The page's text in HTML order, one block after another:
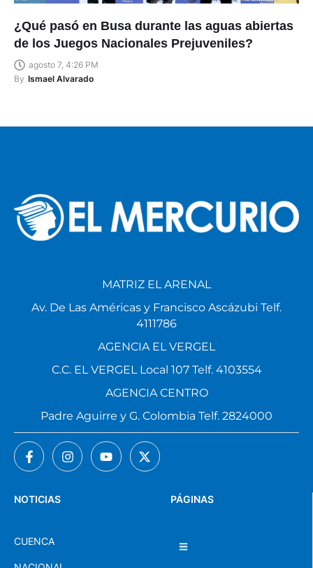
¿Qué pasó en Busa durante las aguas abiertas
de los Juegos Nacionales Prejuveniles?
agosto 7, 4:26 PM
By Ismael Alvarado
NACIONAL
Av. De Las Américas y Francisco Ascázubi Telf.
4111786
AGENCIA EL VERGEL
C.C. EL VERGEL Local 107 Telf. 4103554
AGENCIA CENTRO
Padre Aguirre y G. Colombia Telf. 2824000